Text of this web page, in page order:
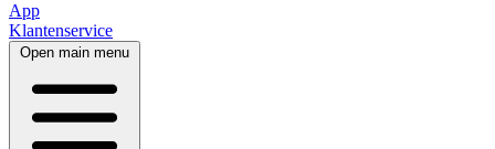
App
Klantenservice
Open main menu